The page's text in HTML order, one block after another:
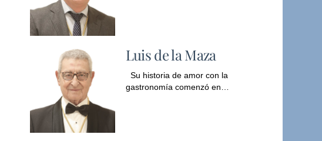
Luis de la Maza
Su historia de amor con la
gastronomía comenzó en…